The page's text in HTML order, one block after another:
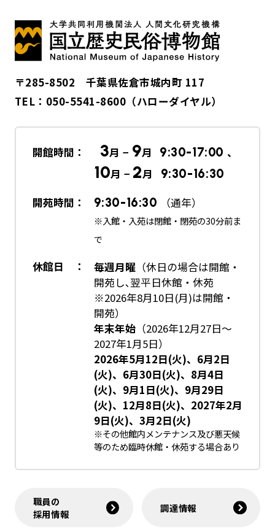
開館時間： 3月 − 9月 9:30-17:00 、
10月 − 2月
9:30-16:30
開苑時間：
9:30-16:30 （通年）
※入館・入苑は閉館・閉苑の30分前ま
で
休館日 ： 毎週月曜（休日の場合は開館・
開苑し､翌平日休館・休苑
※2026年8月10日(月)は開館・
開苑）
年末年始（2026年12月27日～
2027年1月5日）
2026年5月12日(火)、6月2日
(火)、6月30日(火)、8月4日
(火)、9月1日(火)、9月29日
(火)、12月8日(火)、2027年2月
9日(火)、3月2日(火)
※その他館内メンテナンス及び悪天候
等のため臨時休館・休苑する場合あり
職員の
採用情報
調達情報
〒285-8502 千葉県佐倉市城内町 117
TEL： 050-5541-8600 （ハローダイヤル）